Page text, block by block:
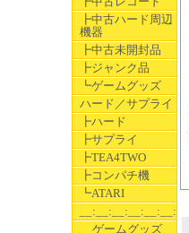
┣中古ハード周辺
機器
┣中古未開封品
┣ジャンク品
┗ゲームグッズ
ハード／サプライ
┣ハード
┣サプライ
┣TEA4TWO
┣コンパチ機
┗ATARI
__:__:__:__:__:__:__
__ゲームグッズ